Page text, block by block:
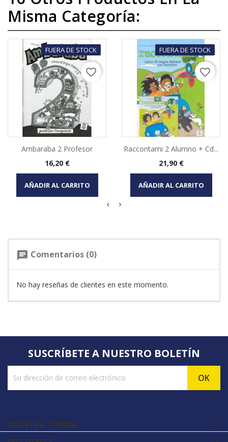
Misma Categoría:
FUERA DE STOCK
Ambaraba 2 Profesor
Precio
16,20 €
AÑADIR AL CARRITO
favorite_border
FUERA DE STOCK
Raccontami 2 Alumno + Cd...
Precio
21,90 €
AÑADIR AL CARRITO
favorite_border
chat Comentarios (0)
No hay reseñas de clientes en este momento.
SUSCRÍBETE A NUESTRO BOLETÍN
NUESTRA TIENDA 